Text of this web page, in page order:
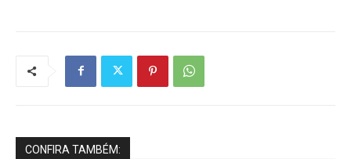
CONFIRA TAMBÉM: